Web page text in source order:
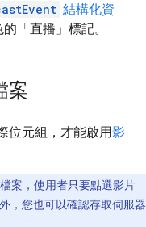
結構化資
「直播」標記。
案
位元組，才能啟用影
案，使用者只要點選影片
，您也可以確認存取伺服器